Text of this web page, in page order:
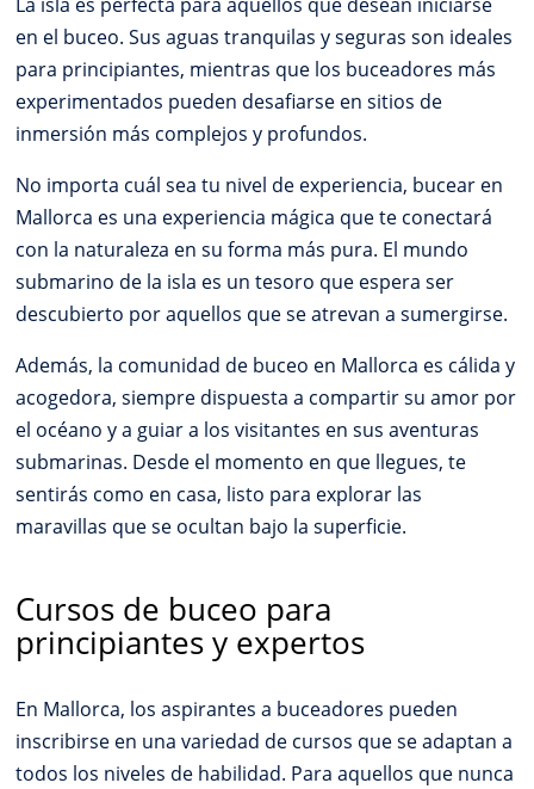
en el buceo. Sus aguas tranquilas y seguras son ideales
para principiantes, mientras que los buceadores más
experimentados pueden desafiarse en sitios de
inmersión más complejos y profundos.
No importa cuál sea tu nivel de experiencia, bucear en
Mallorca es una experiencia mágica que te conectará
con la naturaleza en su forma más pura. El mundo
submarino de la isla es un tesoro que espera ser
descubierto por aquellos que se atrevan a sumergirse.
Además, la comunidad de buceo en Mallorca es cálida y
acogedora, siempre dispuesta a compartir su amor por
el océano y a guiar a los visitantes en sus aventuras
submarinas. Desde el momento en que llegues, te
sentirás como en casa, listo para explorar las
maravillas que se ocultan bajo la superficie.
Cursos de buceo para
principiantes y expertos
En Mallorca, los aspirantes a buceadores pueden
inscribirse en una variedad de cursos que se adaptan a
todos los niveles de habilidad. Para aquellos que nunca